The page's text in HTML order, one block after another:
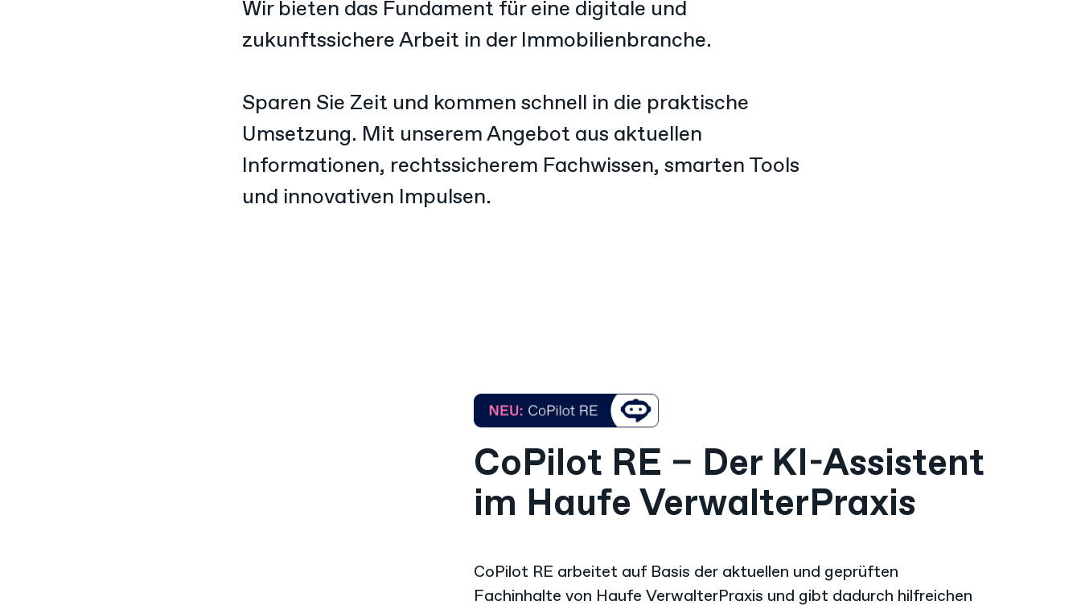
Wir bieten das Fundament für eine digitale und
zukunftssichere Arbeit in der Immobilienbranche.
Sparen Sie Zeit und kommen schnell in die praktische
Umsetzung​. Mit unserem Angebot aus aktuellen
Informationen, rechtssicherem Fachwissen, smarten Tools
und innovativen Impulsen.
CoPilot RE – Der KI-Assistent
im Haufe VerwalterPraxis
CoPilot RE arbeitet auf Basis der aktuellen und geprüften
Fachinhalte von Haufe VerwalterPraxis und gibt dadurch hilfreichen